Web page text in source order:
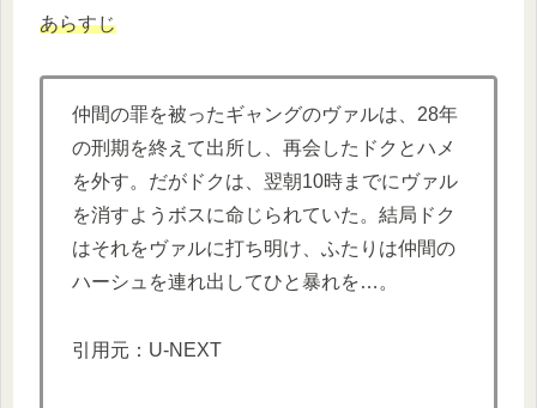
あらすじ
仲間の罪を被ったギャングのヴァルは、28年
の刑期を終えて出所し、再会したドクとハメ
を外す。だがドクは、翌朝10時までにヴァル
を消すようボスに命じられていた。結局ドク
はそれをヴァルに打ち明け、ふたりは仲間の
ハーシュを連れ出してひと暴れを…。
引用元：U-NEXT